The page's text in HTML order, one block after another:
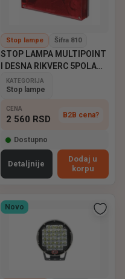
Stop lampe Šifra 810
STOP LAMPA MULTIPOINT
I DESNA RIKVERC 5POLA
ASPOCK
KATEGORIJA
Stop lampe
CENA
2 560 RSD B2B cena?
Dostupno
Detaljnije
Dodaj u
korpu
Novo